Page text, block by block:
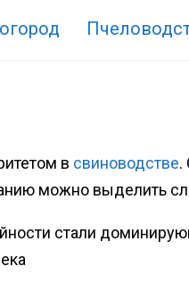
в свиноводстве.
можно выделить
стали